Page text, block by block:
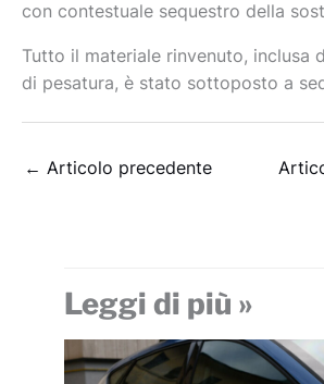
con contestuale sequestro della
​​Tutto il materiale rinvenuto, inclusa
di pesatura, è stato sottoposto a
← Articolo precedente
Leggi di più »